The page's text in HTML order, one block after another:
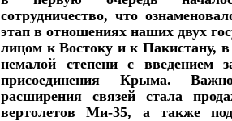
сотрудничество, что
этап в отношениях наших двух
лицом к Востоку и к Пакистану,
немалой степени с введением
присоединения Крыма.
расширения связей стала
вертолетов Ми-35, а также